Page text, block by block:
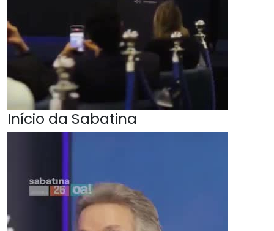
Início da Sabatina